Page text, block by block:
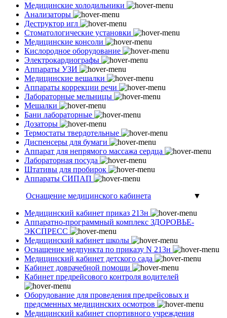
Медицинские холодильники
Анализаторы
Деструктор игл
Стоматологические установки
Медицинские консоли
Кислородное оборудование
Электрокардиографы
Аппараты УЗИ
Медицинские вешалки
Аппараты коррекции речи
Лабораторные мельницы
Мешалки
Бани лабораторные
Дозаторы
Термостаты твердотельные
Диспенсеры для бумаги
Аппарат для непрямого массажа сердца
Лабораторная посуда
Штативы для пробирок
Аппараты СИПАП
Оснащение медицинского кабинета
▼
Медицинский кабинет приказ 213н
Аппаратно-программный комплекс ЗДОРОВЬЕ-
ЭКСПРЕСС
Медицинский кабинет школы
Оснащение медпункта по приказу N 213н
Медицинский кабинет детского сада
Кабинет доврачебной помощи
Кабинет предрейсового контроля водителей
Оборудование для проведения предрейсовых и
предсменных медицинских осмотров
Медицинский кабинет спортивного учреждения